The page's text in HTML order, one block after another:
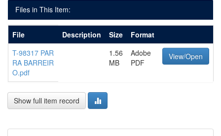
Files in This Item:
File Description Size
Format
T-98317 PAR
RA BARREIR
O.pdf
1.56
MB
Adobe
PDF
View/Open
Show full item record